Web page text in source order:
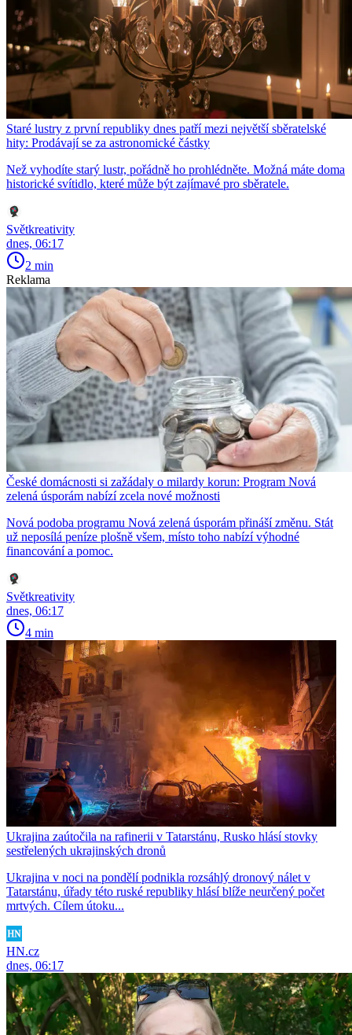
Staré lustry z první republiky dnes patří mezi největší sběratelské
hity: Prodávají se za astronomické částky
Než vyhodíte starý lustr, pořádně ho prohlédněte. Možná máte doma
historické svítidlo, které může být zajímavé pro sběratele.
Světkreativity
dnes, 06:17
2 min
Reklama
České domácnosti si zažádaly o milardy korun: Program Nová
zelená úsporám nabízí zcela nové možnosti
Nová podoba programu Nová zelená úsporám přináší změnu. Stát
už neposílá peníze plošně všem, místo toho nabízí výhodné
financování a pomoc.
Světkreativity
dnes, 06:17
4 min
Ukrajina zaútočila na rafinerii v Tatarstánu, Rusko hlásí stovky
sestřelených ukrajinských dronů
Ukrajina v noci na pondělí podnikla rozsáhlý dronový nálet v
Tatarstánu, úřady této ruské republiky hlásí blíže neurčený počet
mrtvých. Cílem útoku...
HN.cz
dnes, 06:17